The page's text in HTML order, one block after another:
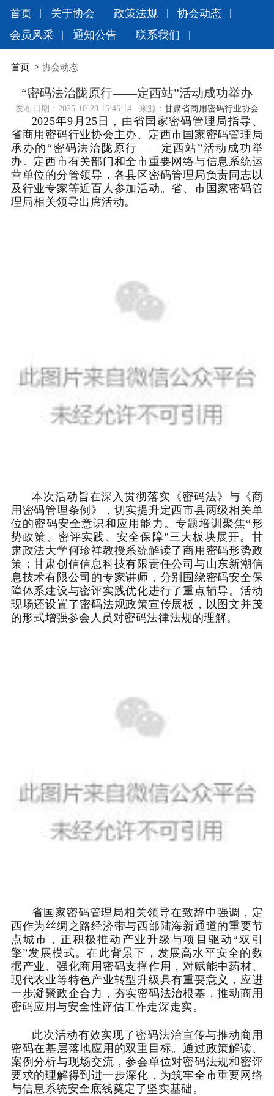
首页 关于协会 政策法规
协会动态
会员风采
通知公告 联系我们
首页> 协会动态
“密码法治陇原行——定西站”活动成功举办
发布日期： 2025-10-28 16:46:14 来源： 甘肃省商用密码行业协会
2025年9月25日，由省国家密码管理局指导、
省商用密码行业协会主办、定西市国家密码管理局
承办的“密码法治陇原行——定西站”活动成功举
办。定西市有关部门和全市重要网络与信息系统运
营单位的分管领导，各县区密码管理局负责同志以
及行业专家等近百人参加活动。省、市国家密码管
理局相关领导出席活动。
本次活动旨在深入贯彻落实《密码法》与《商
用密码管理条例》，切实提升定西市县两级相关单
位的密码安全意识和应用能力。专题培训聚焦“形
势政策、密评实践、安全保障”三大板块展开。甘
肃政法大学何珍祥教授系统解读了商用密码形势政
策；甘肃创信信息科技有限责任公司与山东新潮信
息技术有限公司的专家讲师，分别围绕密码安全保
障体系建设与密评实践优化进行了重点辅导。活动
现场还设置了密码法规政策宣传展板，以图文并茂
的形式增强参会人员对密码法律法规的理解。
省国家密码管理局相关领导在致辞中强调，定
西作为丝绸之路经济带与西部陆海新通道的重要节
点城市，正积极推动产业升级与项目驱动“双引
擎”发展模式。在此背景下，发展高水平安全的数
据产业、强化商用密码支撑作用，对赋能中药材、
现代农业等特色产业转型升级具有重要意义，应进
一步凝聚政企合力，夯实密码法治根基，推动商用
密码应用与安全性评估工作走深走实。
此次活动有效实现了密码法治宣传与推动商用
密码在基层落地应用的双重目标。通过政策解读、
案例分析与现场交流，参会单位对密码法规和密评
要求的理解得到进一步深化，为筑牢全市重要网络
与信息系统安全底线奠定了坚实基础。